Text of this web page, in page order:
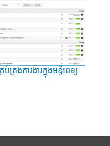
ងការងារក្នុងមន្ទីពេទ្យ